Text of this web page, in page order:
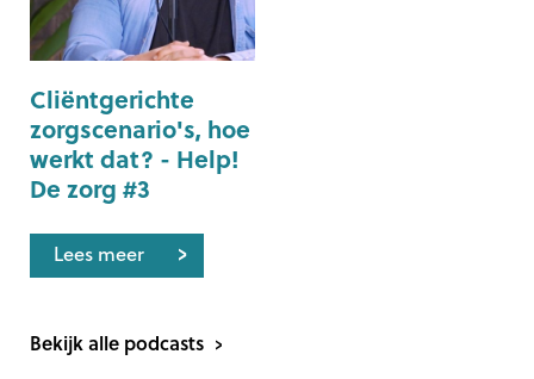
Cliëntgerichte
zorgscenario's, hoe
werkt dat? - Help!
De zorg #3
Lees meer
Bekijk alle podcasts